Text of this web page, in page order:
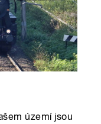
území jsou